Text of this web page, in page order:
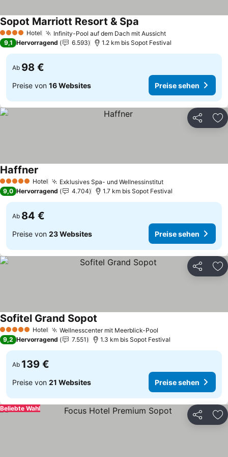
4 Sterne Hotel Infinity-Pool auf dem Dach mit AussichtPreise sehen
Sopot Marriott Resort & Spa
9,1 Hervorragend 6.593 1.2 km bis Sopot Festival
Ab 98 €
Preise von 16 Websites Preise sehen
Teilen
5 Sterne Hotel Exklusives Spa- und WellnessinstitutPreise sehen
Haffner
9,0 Hervorragend 4.704 1.7 km bis Sopot Festival
Ab 84 €
Preise von 23 Websites Preise sehen
Teilen
5 Sterne Hotel Wellnesscenter mit Meerblick-Pool
Sofitel Grand Sopot
9,2 Hervorragend 7.551 1.3 km bis Sopot Festival
Ab 139 €
Preise von 21 Websites Preise sehen
Teilen
Beliebte Wahl